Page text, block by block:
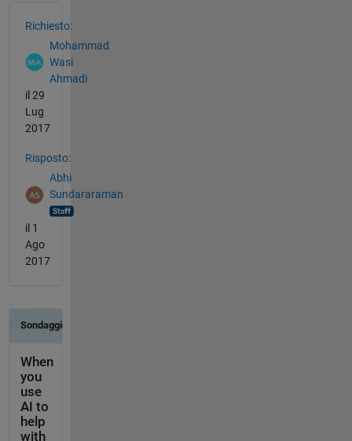
Richiesto:
Mohammad
Wasi
Ahmadi
il 29
Lug
2017
Risposto:
Abhi
Sundararaman
il 1
Ago
2017